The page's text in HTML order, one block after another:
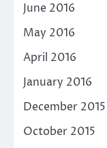
June 2016
May 2016
April 2016
January 2016
December 2015
October 2015